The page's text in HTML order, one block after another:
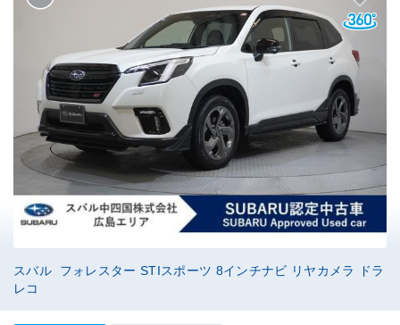
スバル フォレスター STIスポーツ 8インチナビ リヤカメラ ドラ
レコ